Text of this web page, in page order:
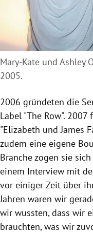
Mary-Kate und Ashley
2005.
2006 gründeten die
Label "The Row".
"Elizabeth und James
zudem eine eigene
Branche zogen sie
einem Interview mit
vor einiger Zeit über
Jahren waren wir
wir wussten, dass wir
brauchten, was wir